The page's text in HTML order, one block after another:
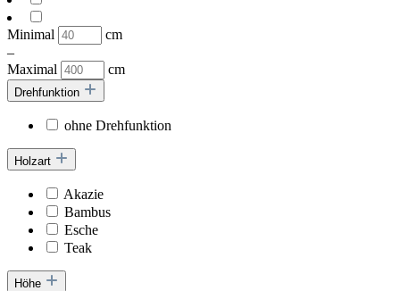
Minimal
cm
–
Maximal
cm
Drehfunktion
ohne Drehfunktion
Holzart
Akazie
Bambus
Esche
Teak
Höhe